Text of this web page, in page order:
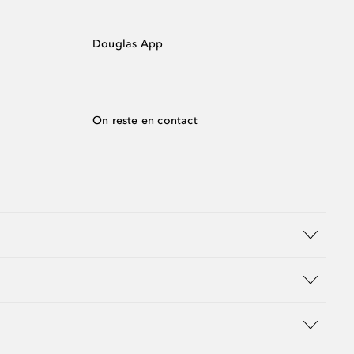
Douglas App
On reste en contact